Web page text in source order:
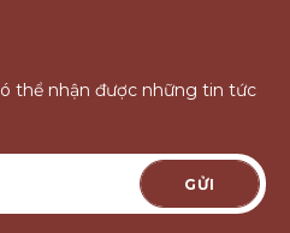
thể nhận được những tin tức
GỬI